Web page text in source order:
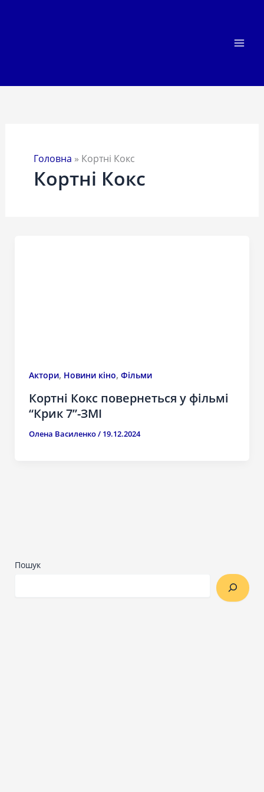
Головна » Кортні Кокс
Кортні Кокс
Актори, Новини кіно, Фільми
Кортні Кокс повернеться у фільмі
“Крик 7”-ЗМІ
Олена Василенко/ 19.12.2024
Пошук